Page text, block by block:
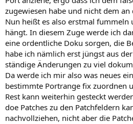
zugewiesen habe und nicht dem
Nun heißt es also erstmal fummeln
hängt. In diesem Zuge werde ich
eine ordentliche Doku sorgen, die
habe ich nämlich erst jüngst aus
ständige Änderungen zu viel
Da werde ich mir also was neues
bestimmte Portrange fix zuordnen
Rest kann weiterhin gesteckt
doe Patches zu den Patchfeldern
nachvollziehen, nicht aber die